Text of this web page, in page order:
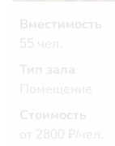
Вместимость
55 чел.
Тип зала
Помещение
Стоимость
от 2800 ₽/чел.